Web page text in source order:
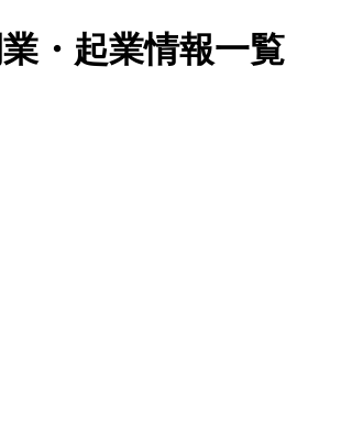
・起業情報一覧